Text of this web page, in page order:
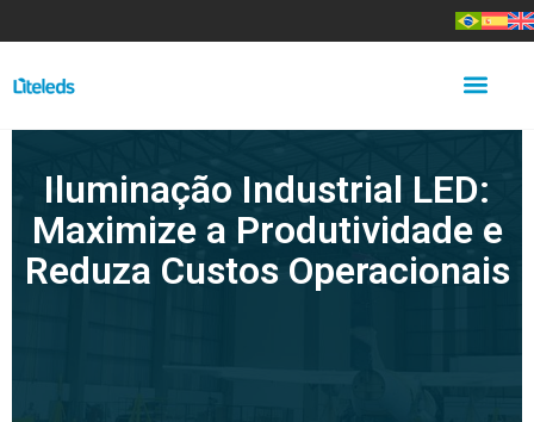
Iluminação Industrial LED:
Maximize a Produtividade e
Reduza Custos Operacionais